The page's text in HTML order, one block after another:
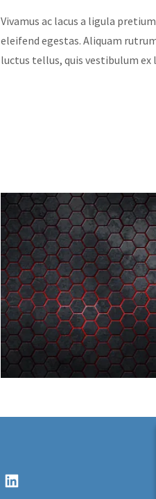
Vivamus ac lacus a ligula
eleifend egestas. Aliquam
luctus tellus, quis vestibulum ex